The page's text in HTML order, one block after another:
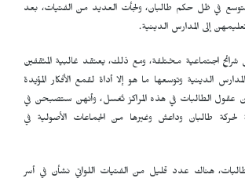
في ظل حكم طالبان، ولجأت العديد من الفتيات، بعد
إلى المدارس الدينية.
شرائح اجتماعية مختلفة، ومع ذلك، يعتقد غالبية المثقفين
الدينية وتوسعها ما هو إلا أداة لقمع الأفكار المؤيدة
أن عقول الطالبات في هذه المراكز تُغسل، وأنهن ستصبحن في
لحركة طالبان وداعش وغيرها من الجماعات الأصولية في
هناك عدد قليل من الفتيات اللواتي نشأن في أسر